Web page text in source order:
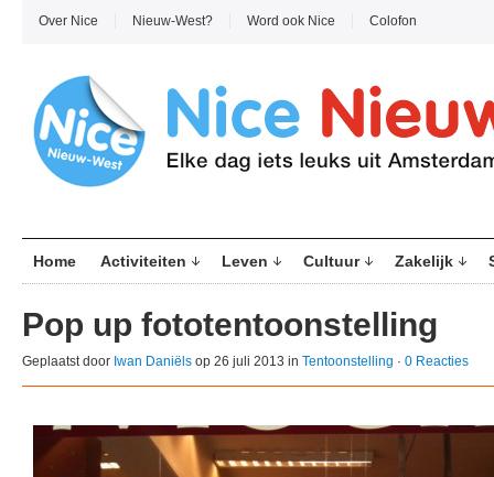
Over Nice Nieuw-West? Word ook Nice Colofon
Home Activiteiten Leven Cultuur Zakelijk
Pop up fototentoonstelling
Geplaatst door Iwan Daniëls op 26 juli 2013 in Tentoonstelling · 0 Reacties